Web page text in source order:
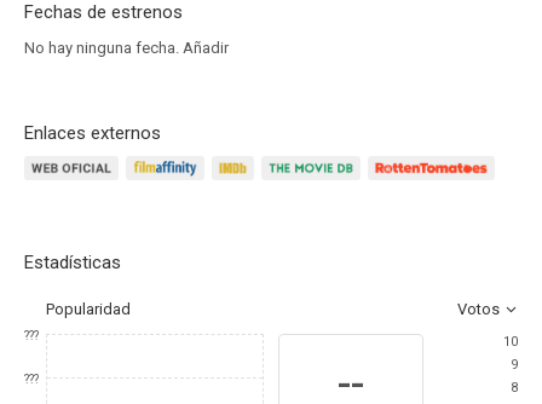
Fechas de estrenos
No hay ninguna fecha. Añadir
Enlaces externos
Estadísticas
Popularidad Votos
???
??? --
10
9
8